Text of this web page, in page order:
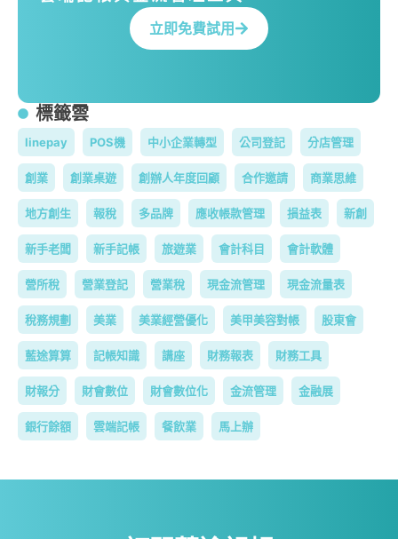
立即免費試用
標籤雲
linepay POS機 中小企業轉型 公司登記 分店管理
創業 創業桌遊 創辦人年度回顧 合作邀請 商業思維
地方創生 報稅 多品牌 應收帳款管理 損益表 新創
新手老闆 新手記帳 旅遊業 會計科目 會計軟體
營所稅 營業登記 營業稅 現金流管理 現金流量表
稅務規劃 美業 美業經營優化 美甲美容對帳 股東會
藍途算算 記帳知識 講座 財務報表 財務工具
財報分 財會數位 財會數位化 金流管理 金融展
銀行餘額 雲端記帳 餐飲業 馬上辦